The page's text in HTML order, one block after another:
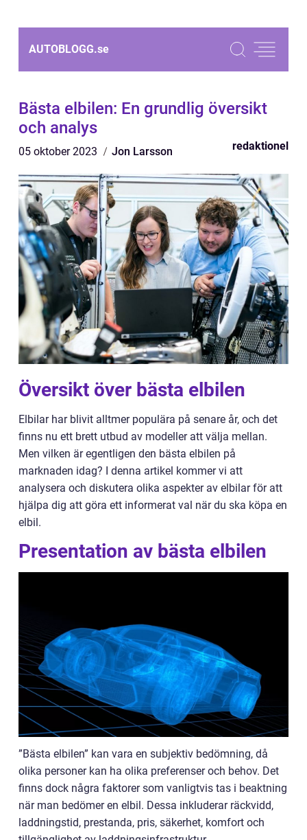
AUTOBLOGG.se
Bästa elbilen: En grundlig översikt
och analys
05 oktober 2023 Jon Larsson redaktionel
Översikt över bästa elbilen
Elbilar har blivit alltmer populära på senare år, och det
finns nu ett brett utbud av modeller att välja mellan.
Men vilken är egentligen den bästa elbilen på
marknaden idag? I denna artikel kommer vi att
analysera och diskutera olika aspekter av elbilar för att
hjälpa dig att göra ett informerat val när du ska köpa en
elbil.
Presentation av bästa elbilen
”Bästa elbilen” kan vara en subjektiv bedömning, då
olika personer kan ha olika preferenser och behov. Det
finns dock några faktorer som vanligtvis tas i beaktning
när man bedömer en elbil. Dessa inkluderar räckvidd,
laddningstid, prestanda, pris, säkerhet, komfort och